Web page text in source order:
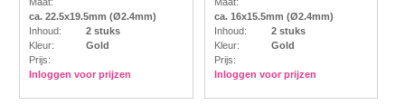
ca. 22.5x19.5mm (Ø2.4mm)
Inhoud:
2 stuks
Kleur:
Gold
Prijs:
Inloggen voor prijzen
ca. 16x15.5mm (Ø2.4mm)
Inhoud:
2 stuks
Kleur:
Gold
Prijs:
Inloggen voor prijzen